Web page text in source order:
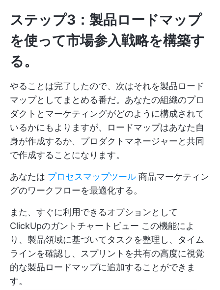
ステップ3：製品ロードマップ
を使って市場参入戦略を構築す
る。
やることは完了したので、次はそれを製品ロード
マップとしてまとめる番だ。あなたの組織のプロ
ダクトとマーケティングがどのように構成されて
いるかにもよりますが、ロードマップはあなた自
身が作成するか、プロダクトマネージャーと共同
で作成することになります。
あなたは プロセスマップツール 商品マーケティン
グのワークフローを最適化する。
また、すぐに利用できるオプションとして
ClickUpのガントチャートビュー この機能によ
り、製品領域に基づいてタスクを整理し、タイム
ラインを確認し、スプリントを共有の高度に視覚
的な製品ロードマップに追加することができま
す。